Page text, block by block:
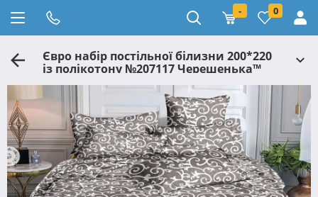
- 0
Євро набір постільної білизни 200*220
із полікотону №207117 Черешенька™